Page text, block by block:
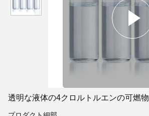
透明な液体の4クロルトルエンの可燃物